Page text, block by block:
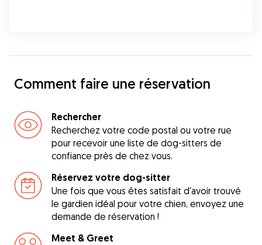
Comment faire une réservation
Rechercher
Recherchez votre code postal ou votre rue
pour recevoir une liste de dog-sitters de
confiance près de chez vous.
Réservez votre dog-sitter
Une fois que vous êtes satisfait d'avoir trouvé
le gardien idéal pour votre chien, envoyez une
demande de réservation !
Meet & Greet